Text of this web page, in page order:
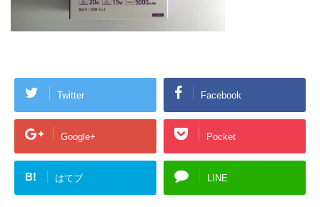
Twitter Facebook
Google+ Pocket
B! はてブ LINE